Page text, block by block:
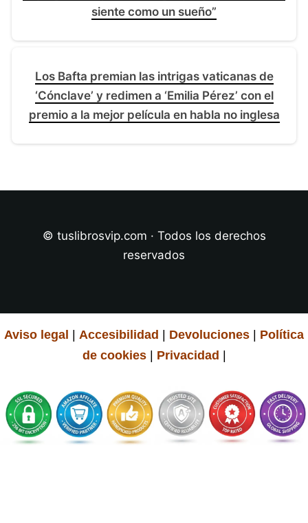
siente como un sueño”
Los Bafta premian las intrigas vaticanas de
‘Cónclave’ y redimen a ‘Emilia Pérez’ con el
premio a la mejor película en habla no inglesa
© tuslibrosvip.com · Todos los derechos
reservados
Aviso legal Accesibilidad Devoluciones
Política
de cookies| Privacidad